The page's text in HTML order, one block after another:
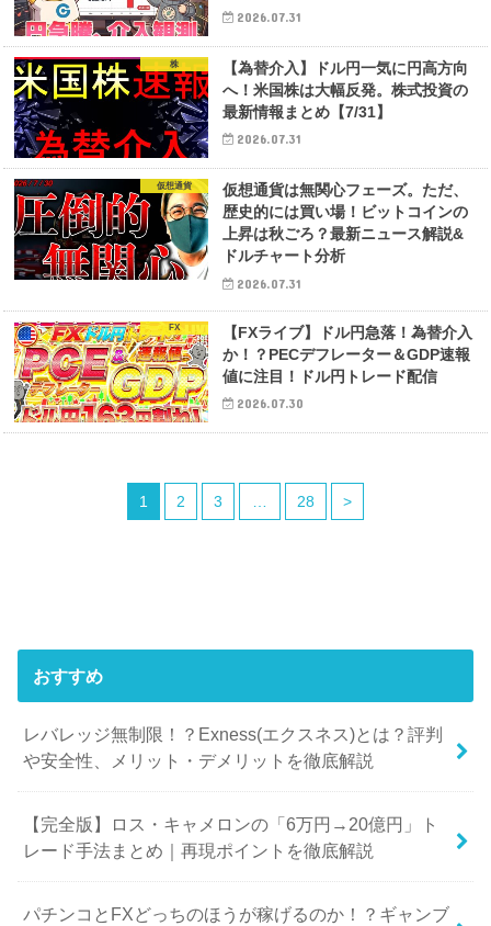
2026.07.31
株
【為替介入】ドル円一気に円高方向
へ！米国株は大幅反発。株式投資の
最新情報まとめ【7/31】
2026.07.31
仮想通貨
仮想通貨は無関心フェーズ。ただ、
歴史的には買い場！ビットコインの
上昇は秋ごろ？最新ニュース解説&
ドルチャート分析
2026.07.31
FX
【FXライブ】ドル円急落！為替介入
か！？PECデフレーター＆GDP速報
値に注目！ドル円トレード配信
2026.07.30
1 2 3 … 28 >
おすすめ
レバレッジ無制限！？Exness(エクスネス)とは？評判
や安全性、メリット・デメリットを徹底解説
【完全版】ロス・キャメロンの「6万円→20億円」ト
レード手法まとめ｜再現ポイントを徹底解説
パチンコとFXどっちのほうが稼げるのか！？ギャンブ